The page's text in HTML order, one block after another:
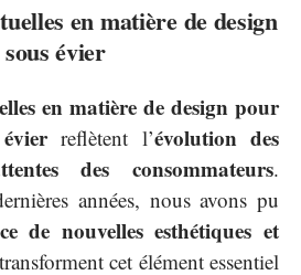
en matière de design
évier
en matière de design pour
reflètent l’évolution des
des consommateurs.
années, nous avons pu
de nouvelles esthétiques et
cet élément essentiel